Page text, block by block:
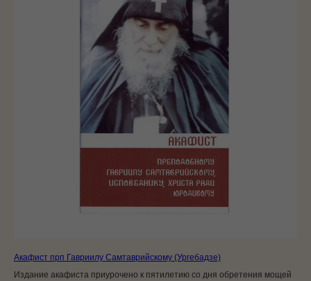
Акафист прп Гавриилу Самтаврийскому (Ургебадзе)
Издание акафиста приурочено к пятилетию со дня обретения мощей